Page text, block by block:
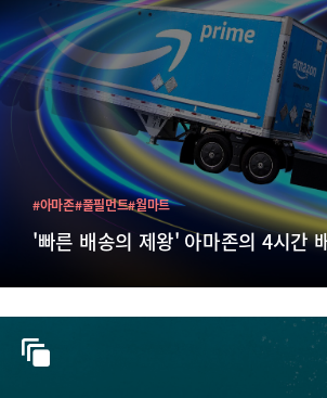
'빠른 배송의 제왕' 아마존의 4시간
#아마존#풀필먼트#월마트